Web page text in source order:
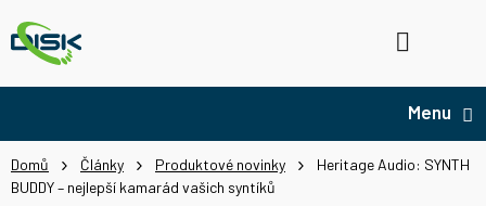
na
obsah
Domů Články Produktové novinky
Heritage Audio: SYNTH
BUDDY – nejlepší kamarád vašich syntíků